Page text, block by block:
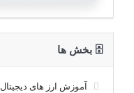
🗄 بخش ها
آموزش ارز های دیجیتال